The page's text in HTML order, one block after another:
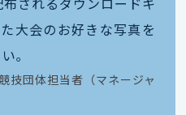
大会のお好きな写真を
｡
技団体担当者（マネージャ